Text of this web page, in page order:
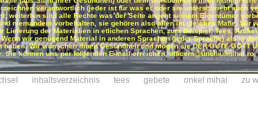
verantwortlich (jeder ist für was er oder sie unterschriebt auch
weiterhin sind alle Rechte was der Seite angeht seinem Eigentümer
niemandem vorbehalten, sie gehören also allen im gleichen Maße.
Lieferung der Materialien in etlichen Sprachen, zum Beispiel, Tees,
wir genügend Material in anderen Sprachen (jeder Sprache) als in
Wir wünschen Ihnen Gesundheit und mögen sie DER GUTE GOTT
Sie können uns per folgenden E-mail erreichen,
inhaltsverzeichnis tees gebete onkel mihai zu